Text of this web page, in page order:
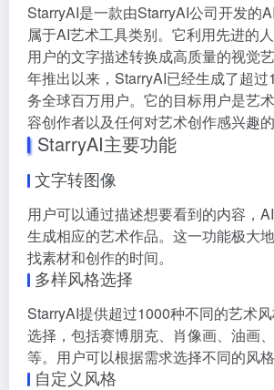
StarryAI是一款由StarryAI公司开发的
属于AI艺术工具类别。它利用先进的
用户的文字描述转换成高质量的视觉
年推出以来，StarryAI已经生成了超过
务全球百万用户。它的目标用户是艺
容创作者以及任何对艺术创作感兴趣的
StarryAI主要功能
文字转图像
用户可以通过描述想要看到的内容，
生成相应的艺术作品。这一功能极大
找素材和创作的时间。
多样风格选择
StarryAI提供超过1000种不同的艺术
选择，包括赛博朋克、肖像画、油画
等。用户可以根据需求选择不同的风格
自定义风格